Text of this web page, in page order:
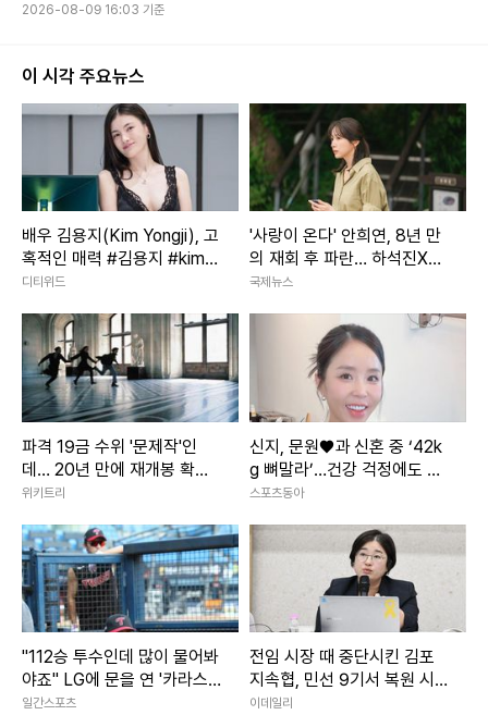
2026-08-09 16:03 기준
이 시각 주요뉴스
배우 김용지(Kim Yongji), 고
혹적인 매력 #김용지 #kimy
ongji #배우
디티위드
'사랑이 온다' 안희연, 8년 만
의 재회 후 파란… 하석진X윤
하빈 독대
국제뉴스
파격 19금 수위 '문제작'인
데… 20년 만에 재개봉 확정
된 영화
위키트리
신지, 문원♥과 신혼 중 ‘42k
g 뼈말라’…건강 걱정에도 행
사 열일
스포츠동아
"112승 투수인데 많이 물어봐
야죠" LG에 문을 연 '카라스
코 스쿨'
일간스포츠
전임 시장 때 중단시킨 김포
지속협, 민선 9기서 복원 시
동
이데일리